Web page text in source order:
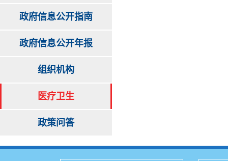
政府信息公开指南
政府信息公开年报
组织机构
医疗卫生
政策问答